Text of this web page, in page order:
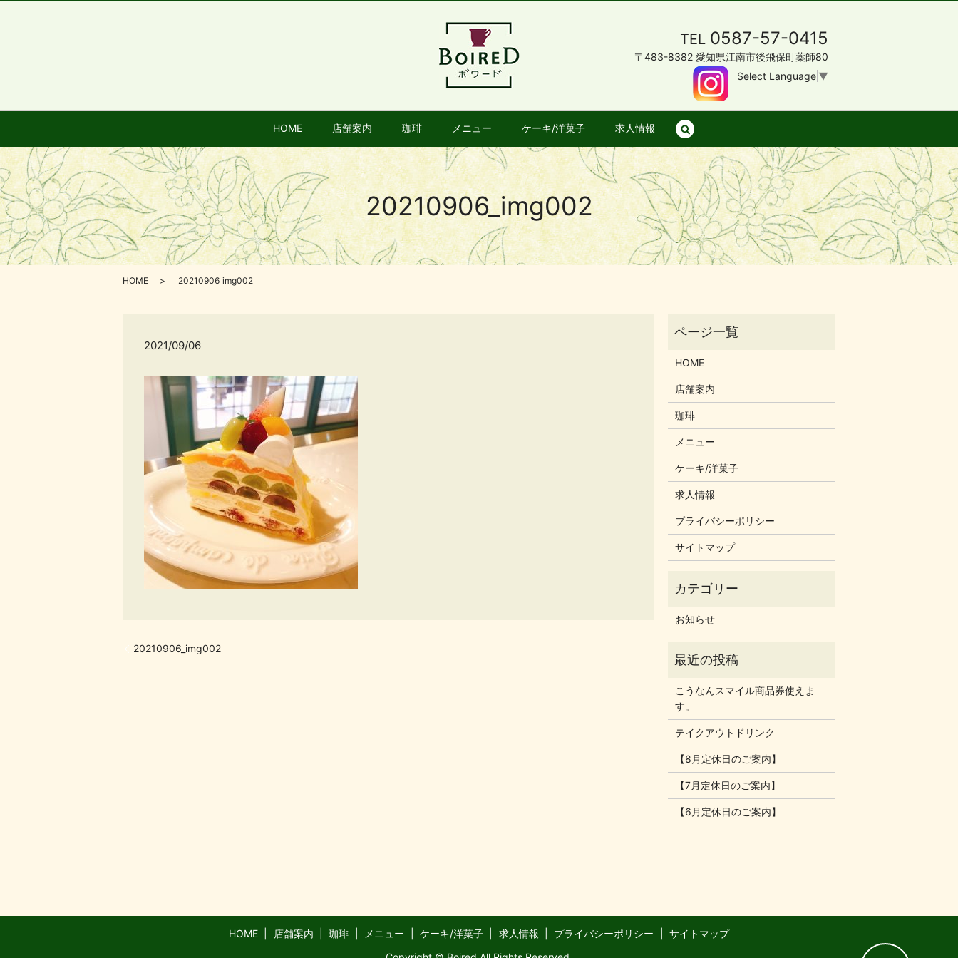
HOME 店舗案内 珈琲 メニュー ケーキ/洋菓子 求人情報 search
TEL 0587-57-0415
〒483-8382 愛知県江南市後飛保町薬師80
Select Language ▼
20210906_img002
HOME 20210906_img002
2021/09/06
20210906_img002
HOME
店舗案内
珈琲
メニュー
ケーキ/洋菓子
求人情報
プライバシーポリシー
サイトマップ
お知らせ
こうなんスマイル商品券使えま
す。
テイクアウトドリンク
【8月定休日のご案内】
【7月定休日のご案内】
【6月定休日のご案内】
HOME 店舗案内 珈琲 メニュー ケーキ/洋菓子 求人情報 プライバシーポリシー
サイトマップ